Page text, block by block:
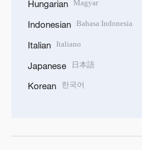
Hungarian Magyar
Indonesian Bahasa Indonesia
Italian Italiano
Japanese 日本語
Korean 한국어